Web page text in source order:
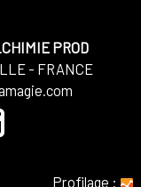
PROD
- FRANCE
Profilage :